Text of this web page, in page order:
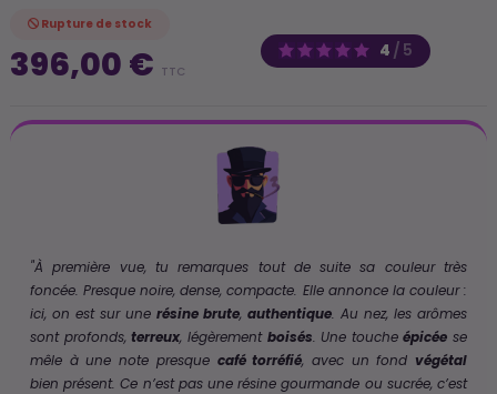
4 / 5
Rupture de stock
396,00 € TTC
"À première vue, tu remarques tout de suite sa couleur très
foncée. Presque noire, dense, compacte. Elle annonce la couleur :
ici, on est sur une résine brute, authentique. Au nez, les arômes
sont profonds,terreux, légèrement boisés. Une toucheépicée se
mêle à une note presque café torréfié, avec un fond végétal
bien présent. Ce n’est pas une résine gourmande ou sucrée, c’est